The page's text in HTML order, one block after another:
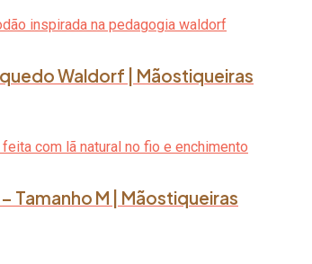
Waldorf | Mãostiqueiras
Tamanho M | Mãostiqueiras